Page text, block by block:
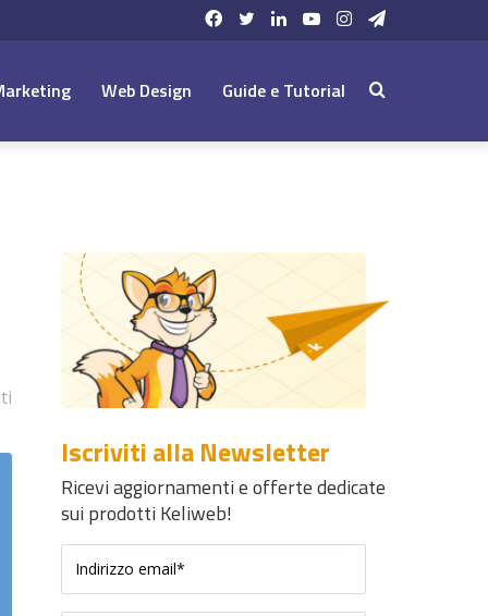
Telegram
Instagram
YouTube
LinkedIn
Twitter
Facebook
Web Design Guide e Tutorial Cerca:
Iscriviti alla Newsletter
Ricevi aggiornamenti e offerte dedicate
sui prodotti Keliweb!